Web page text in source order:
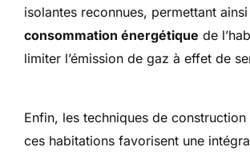
isolantes reconnues, permettant
consommation énergétique de
limiter l’émission de gaz à effet de
Enfin, les techniques de
ces habitations favorisent une